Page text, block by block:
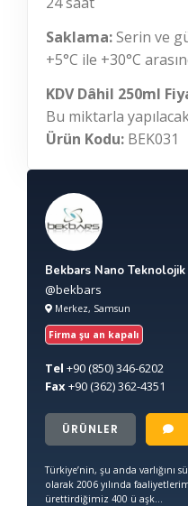
Saklama:Serin ve
+5°C ile +30°C
KDV Dâhil 250ml
Bu miktarla
Ürün Kodu: BEK031
Bekbars Nano
@bekbars
Merkez, Samsun
Firma şu an kapalı
Tel +90(850) 346-6202
Fax+90(362) 362-4351
ÜRÜNLER
Türkiye’nin, şu anda
olarak 2006 yılında
ürettirdiğimiz 400 ü aşk...